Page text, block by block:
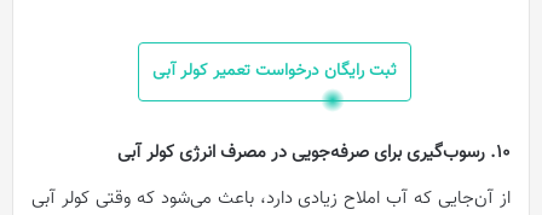
ثبت رایگان درخواست تعمیر کولر آبی
10. رسوب‌گیری برای صرفه‌جویی در مصرف انرژی کولر آبی
از آن‌جایی که آب املاح زیادی دارد، باعث می‌شود که وقتی کولر آبی